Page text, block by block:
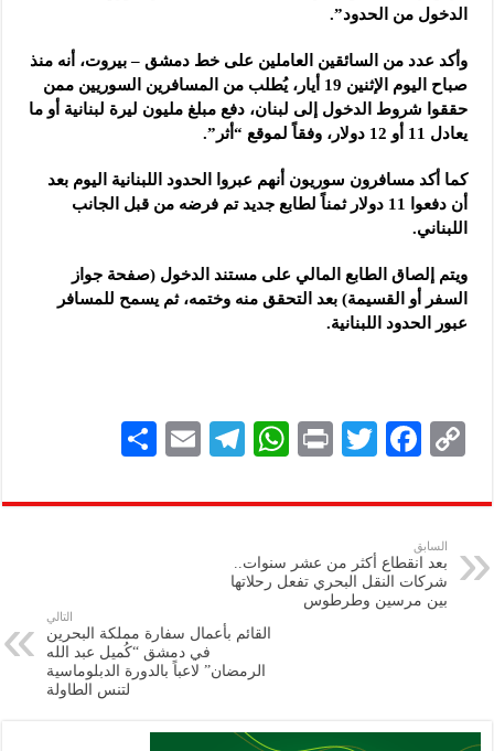
الدخول من الحدود”.
وأكد عدد من السائقين العاملين على خط دمشق – بيروت، أنه منذ
صباح اليوم الإثنين 19 أيار، يُطلب من المسافرين السوريين ممن
حققوا شروط الدخول إلى لبنان، دفع مبلغ مليون ليرة لبنانية أو ما
يعادل 11 أو 12 دولار، وفقاً لموقع “أثر”.
كما أكد مسافرون سوريون أنهم عبروا الحدود اللبنانية اليوم بعد
أن دفعوا 11 دولار ثمناً لطابع جديد تم فرضه من قبل الجانب
اللبناني.
ويتم إلصاق الطابع المالي على مستند الدخول (صفحة جواز
السفر أو القسيمة) بعد التحقق منه وختمه، ثم يسمح للمسافر
عبور الحدود اللبنانية.
C
p
y
Li
n
F
eb
oo
k
T
tt
P
nt
W
at
A
p
Te
gr
E
ai
ar
السابق
بعد انقطاع أكثر من عشر سنوات..
شركات النقل البحري تفعل رحلاتها
بين مرسين وطرطوس
التالي
القائم بأعمال سفارة مملكة البحرين
في دمشق “كُميل عبد الله
الرمضان” لاعباً بالدورة الدبلوماسية
لتنس الطاولة